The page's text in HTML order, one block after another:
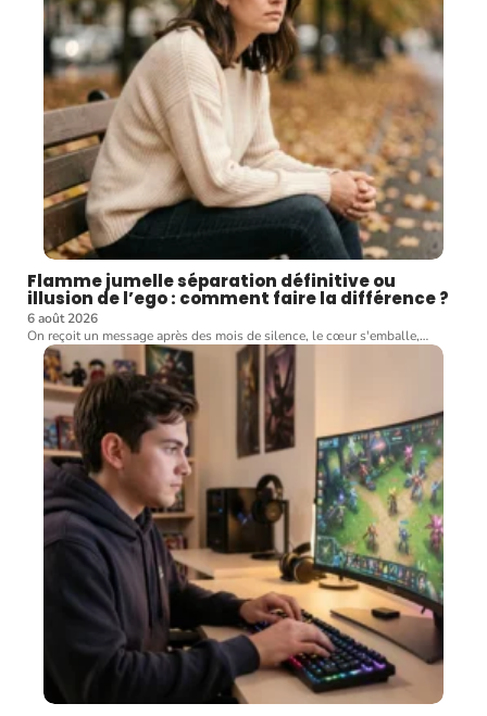
Flamme jumelle séparation définitive ou
illusion de l’ego : comment faire la différence ?
6 août 2026
On reçoit un message après des mois de silence, le cœur s'emballe,…